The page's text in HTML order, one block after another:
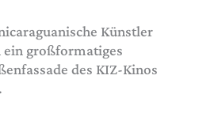
Künstler
ein großformatiges
des KIZ-Kinos